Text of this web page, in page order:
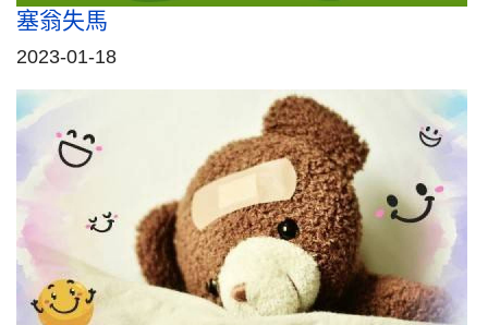
塞翁失馬
2023-01-18